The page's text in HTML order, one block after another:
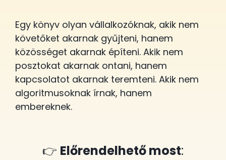
Egy könyv olyan vállalkozóknak, akik nem
követőket akarnak gyűjteni, hanem
közösséget akarnak építeni. Akik nem
posztokat akarnak ontani, hanem
kapcsolatot akarnak teremteni. Akik nem
algoritmusoknak írnak, hanem
embereknek.
👉 Előrendelhető most: